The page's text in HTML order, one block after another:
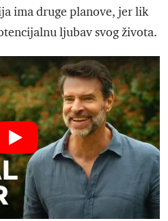
ima druge planove, jer lik
ljubav svog života.